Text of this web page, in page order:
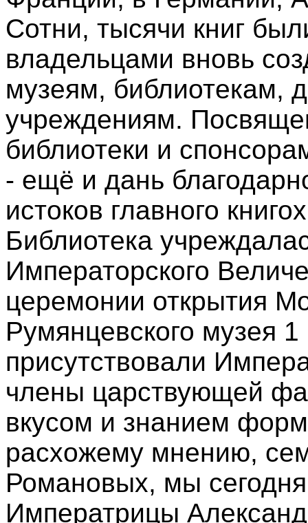
Сотни, тысячи книг
владельцами вновь
музеям, библиотекам,
учреждениям.
библиотеки и
- ещё и дань
истоков главного
Библиотека
Императорского
церемонии открытия
Румянцевского музея
присутствовали
члены царствующей
вкусом и знанием
расхожему мнению,
Романовых, мы
Императрицы